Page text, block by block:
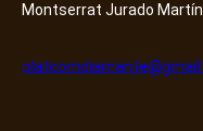
Montserrat Jurado Martín